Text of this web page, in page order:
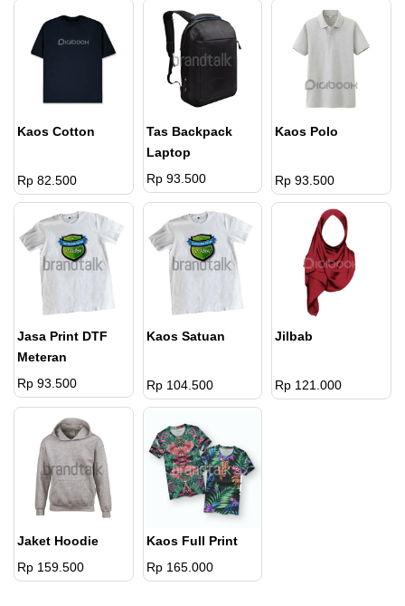
Kaos Cotton
Rp 82.500
Tas Backpack
Laptop
Rp 93.500
Kaos Polo
Rp 93.500
Jasa Print DTF
Meteran
Rp 93.500
Kaos Satuan
Rp 104.500
Jilbab
Rp 121.000
Jaket Hoodie
Rp 159.500
Kaos Full Print
Rp 165.000